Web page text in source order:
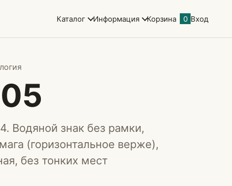
Каталог Информация Корзина 0 Вход
Водяной знак без рамки,
(горизонтальное верже),
без тонких мест